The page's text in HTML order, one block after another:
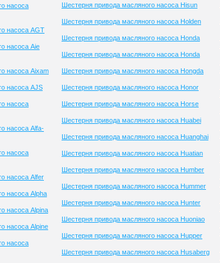
насоса
насоса AGT
насоса Aie
насоса Aixam
насоса AJS
насоса
насоса Alfa-
насоса
насоса Alfer
насоса Alpha
насоса Alpina
насоса Alpine
насоса
Шестерня привода масляного насоса Hisun
Шестерня привода масляного насоса Holden
Шестерня привода масляного насоса Honda
Шестерня привода масляного насоса Honda
Шестерня привода масляного насоса Hongda
Шестерня привода масляного насоса Honor
Шестерня привода масляного насоса Horse
Шестерня привода масляного насоса Huabei
Шестерня привода масляного насоса Huanghai
Шестерня привода масляного насоса Huatian
Шестерня привода масляного насоса Humber
Шестерня привода масляного насоса Hummer
Шестерня привода масляного насоса Hunter
Шестерня привода масляного насоса Huoniao
Шестерня привода масляного насоса Hupper
Шестерня привода масляного насоса Husaberg